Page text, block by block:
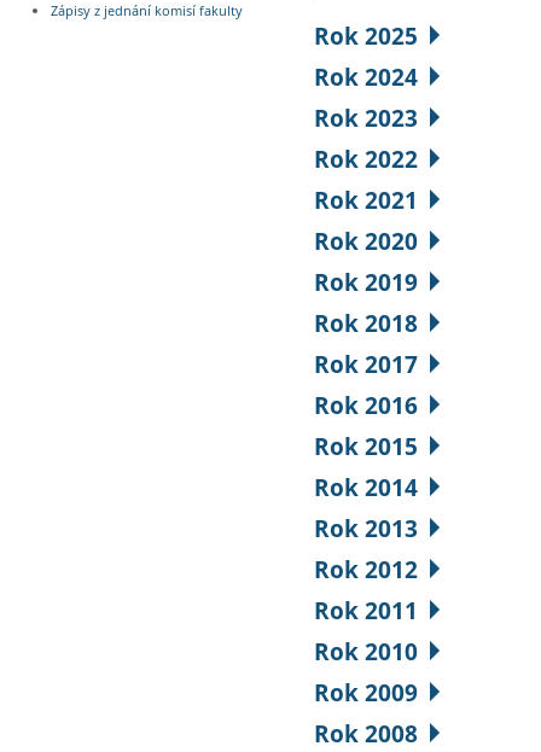
Zápisy z jednání komisí fakulty
Rok 2025
Rok 2024
Rok 2023
Rok 2022
Rok 2021
Rok 2020
Rok 2019
Rok 2018
Rok 2017
Rok 2016
Rok 2015
Rok 2014
Rok 2013
Rok 2012
Rok 2011
Rok 2010
Rok 2009
Rok 2008